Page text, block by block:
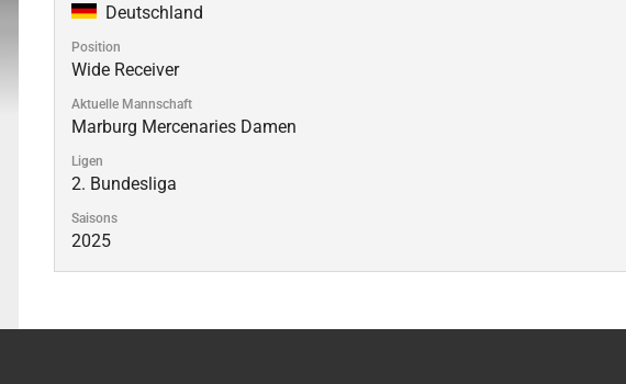
Deutschland
Position
Wide Receiver
Aktuelle Mannschaft
Marburg Mercenaries Damen
Ligen
2. Bundesliga
Saisons
2025